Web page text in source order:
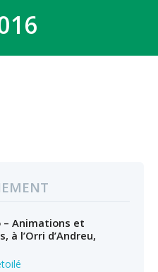
– Animations et
à l’Orri d’Andreu,